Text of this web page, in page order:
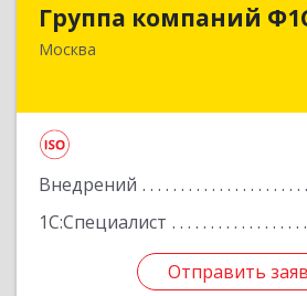
Группа компаний
Москва
Внедрений
1С:Специалист
Отправить
101000, Москва г,
Отправить